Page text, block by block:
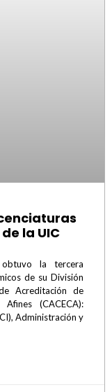
la UIC
obtuvo la tercera
de su División
Acreditación de
(CACECA):
Administración y